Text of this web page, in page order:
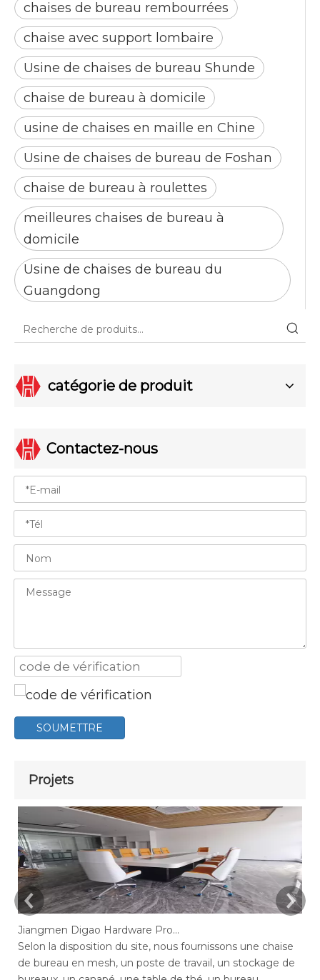
chaises de bureau rembourrées
chaise avec support lombaire
Usine de chaises de bureau Shunde
chaise de bureau à domicile
usine de chaises en maille en Chine
Usine de chaises de bureau de Foshan
chaise de bureau à roulettes
meilleures chaises de bureau à
domicile
Usine de chaises de bureau du
Guangdong
catégorie de produit
Contactez-nous
SOUMETTRE
Projets
Jiangmen Digao Hardware Products Company
Selon la disposition du site, nous fournissons une chaise
de bureau en mesh, un poste de travail, un stockage de